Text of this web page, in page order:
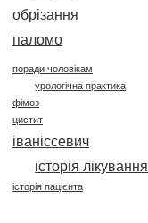
обрізання
паломо
поради чоловікам
урологічна практика
фімоз
цистит
іваніссевич
історія лікування
історія пацієнта